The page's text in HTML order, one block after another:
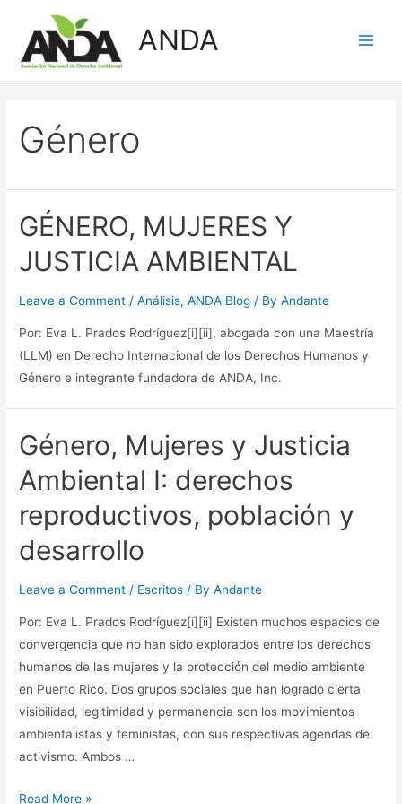
content
ANDA
Género
GÉNERO, MUJERES Y
JUSTICIA AMBIENTAL
Leave a Comment /Análisis,ANDA Blog / ByAndante
Por: Eva L. Prados Rodríguez[i][ii], abogada con una Maestría
(LLM) en Derecho Internacional de los Derechos Humanos y
Género e integrante fundadora de ANDA, Inc.
Género, Mujeres y Justicia
Ambiental I: derechos
reproductivos, población y
desarrollo
Leave a Comment / Escritos / ByAndante
Por: Eva L. Prados Rodríguez[i][ii] Existen muchos espacios de
convergencia que no han sido explorados entre los derechos
humanos de las mujeres y la protección del medio ambiente
en Puerto Rico. Dos grupos sociales que han logrado cierta
visibilidad, legitimidad y permanencia son los movimientos
ambientalistas y feministas, con sus respectivas agendas de
activismo. Ambos …
Género,
Read More »